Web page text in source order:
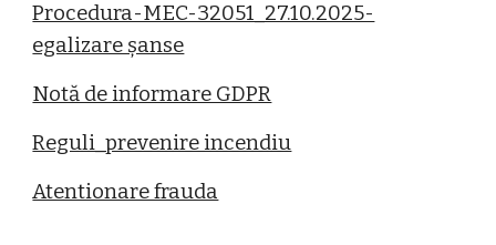
Procedura-MEC-32051_27.10.2025-
egalizare șanse
Notă de informare GDPR
Reguli_prevenire incendiu
Atentionare frauda